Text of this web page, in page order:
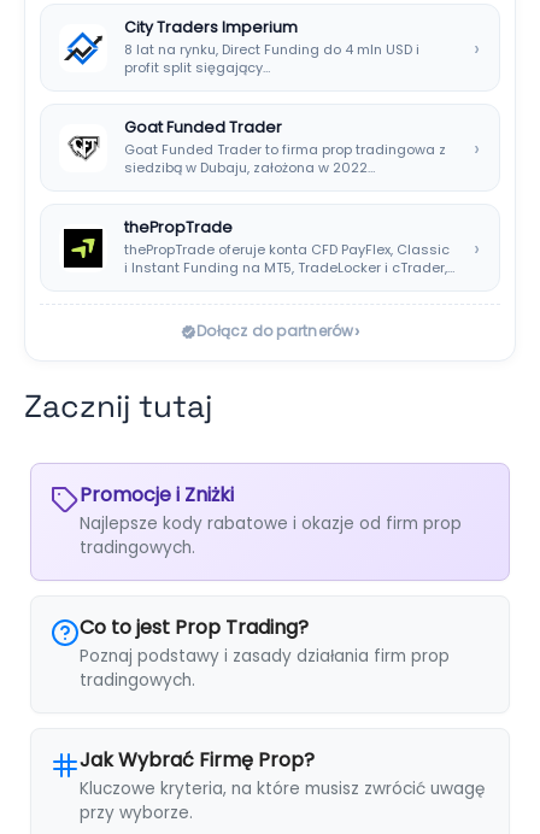
City Traders Imperium
8 lat na rynku, Direct Funding do 4 mln USD i
profit split sięgający…
›
Goat Funded Trader
Goat Funded Trader to firma prop tradingowa z
siedzibą w Dubaju, założona w 2022…
›
thePropTrade
thePropTrade oferuje konta CFD PayFlex, Classic
i Instant Funding na MT5, TradeLocker i cTrader,…
›
Dołącz do partnerów›
Zacznij tutaj
Promocje i Zniżki
Najlepsze kody rabatowe i okazje od firm prop
tradingowych.
Co to jest Prop Trading?
Poznaj podstawy i zasady działania firm prop
tradingowych.
Jak Wybrać Firmę Prop?
Kluczowe kryteria, na które musisz zwrócić uwagę
przy wyborze.